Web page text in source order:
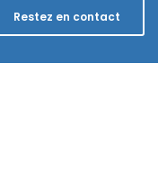
Restez en contact